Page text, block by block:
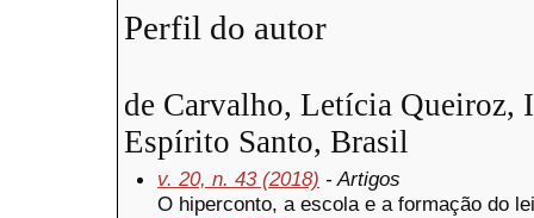
Perfil do autor
de Carvalho, Letícia Queiroz,
Espírito Santo, Brasil
v. 20, n. 43 (2018) - Artigos
O hiperconto, a escola e a formação do